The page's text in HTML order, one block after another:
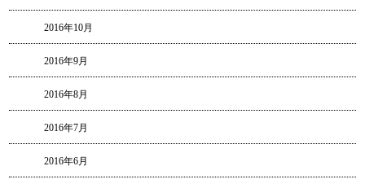
2016年10月
2016年9月
2016年8月
2016年7月
2016年6月